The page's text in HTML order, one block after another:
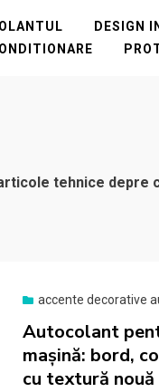
DESIGN
tehnice
accente decorative
Autocolant
mașină: bord,
cu textură nouă